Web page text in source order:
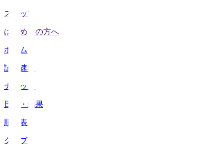
スタッツ
はじめての方へ
ホーム
試合速報
チケット
日程・結果
順位表
クラブ